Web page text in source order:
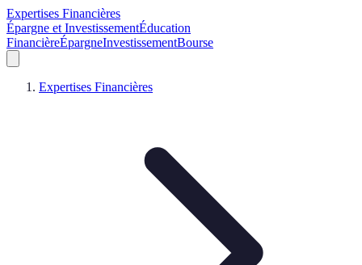
Expertises Financières
Épargne et InvestissementÉducation
FinancièreÉpargneInvestissementBourse
Expertises Financières